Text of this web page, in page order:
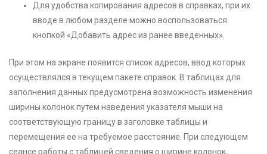
Для удобства копирования адресов в справках, при их
вводе в любом разделе можно воспользоваться
кнопкой «Добавить адрес из ранее введенных».
При этом на экране появится список адресов, ввод которых
осуществлялся в текущем пакете справок. В таблицах для
заполнения данных предусмотрена возможность изменения
ширины колонок путем наведения указателя мыши на
соответствующую границу в заголовке таблицы и
перемещения ее на требуемое расстояние. При следующем
сеансе работы с таблицей сведения о ширине колонок,